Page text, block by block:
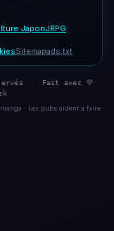
JaponJRPG
Sitemapads.txt
·
Fait avec 💜
· Les pubs aident à faire